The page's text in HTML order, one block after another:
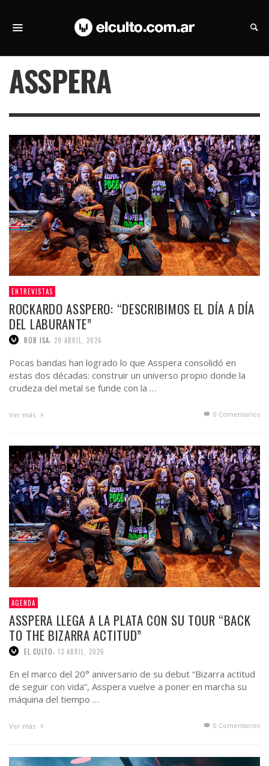
ASSPERA
ENTREVISTAS
ROCKARDO ASSPERO: “DESCRIBIMOS EL DÍA A DÍA
DEL LABURANTE”
ROB ISA 29 ABRIL, 2026
Pocas bandas han logrado lo que Asspera consolidó en
estas dos décadas: construir un universo propio donde la
crudeza del metal se funde con la …
Ver más 0 Comentarios
AGENDA
ASSPERA LLEGA A LA PLATA CON SU TOUR “BACK
TO THE BIZARRA ACTITUD”
EL CULTO 13 ABRIL, 2026
En el marco del 20° aniversario de su debut “Bizarra actitud
de seguir con vida”, Asspera vuelve a poner en marcha su
máquina del tiempo …
Ver más 0 Comentarios